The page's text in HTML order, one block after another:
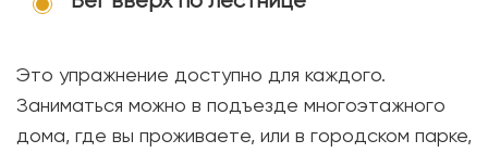
Это упражнение доступно для каждого.
Заниматься можно в подъезде многоэтажного
дома, где вы проживаете, или в городском парке,